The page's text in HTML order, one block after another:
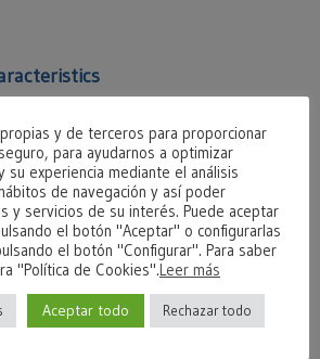
with uneven eyes
milk scent with lactic notes
flavor of goat cheese
with salads, pasta, fruits,
y de terceros para proporcionar
para ayudarnos a optimizar
su experiencia mediante el análisis
de navegación y así poder
y servicios de su interés. Puede aceptar
el botón "Aceptar" o configurarlas
el botón "Configurar". Para saber
"Política de Cookies".Leer más
Aceptar todo Rechazar todo